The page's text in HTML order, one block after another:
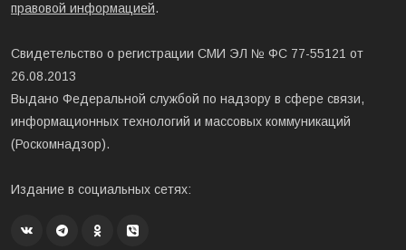
правовой информацией.
Свидетельство о регистрации СМИ ЭЛ № ФС 77-55121 от
26.08.2013
Выдано Федеральной службой по надзору в сфере связи,
информационных технологий и массовых коммуникаций
(Роскомнадзор).
Издание в социальных сетях: